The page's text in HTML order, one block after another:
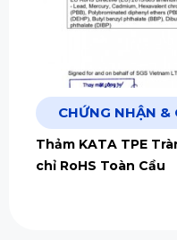
CHỨNG NHẬN &
Thảm KATA TPE
chỉ RoHS Toàn Cầu